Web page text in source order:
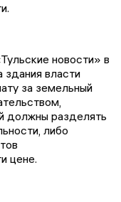
новости» в
власти
за земельный
должны разделять
либо
цене.